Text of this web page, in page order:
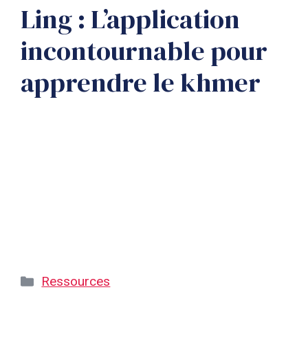
Ling : L’application
incontournable pour
apprendre le khmer
Catégories
Ressources